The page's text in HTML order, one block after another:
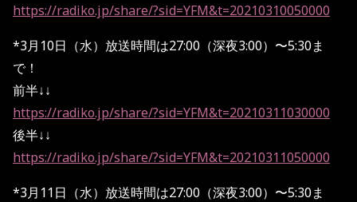
https://radiko.jp/share/?sid=YFM&t=20210310050000
*3月10日（水）放送時間は27:00（深夜3:00）〜5:30ま
で！
前半↓↓
https://radiko.jp/share/?sid=YFM&t=20210311030000
後半↓↓
https://radiko.jp/share/?sid=YFM&t=20210311050000
*3月11日（水）放送時間は27:00（深夜3:00）〜5:30ま